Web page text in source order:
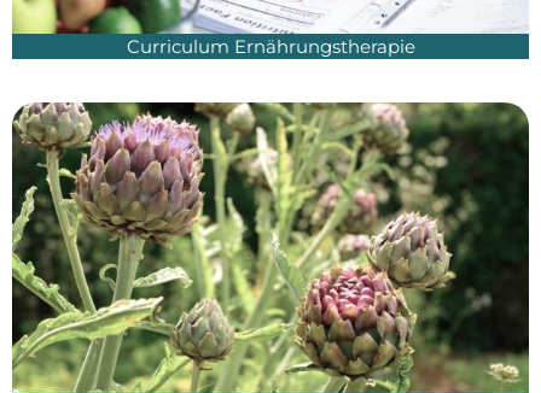
Curriculum Ernährungstherapie